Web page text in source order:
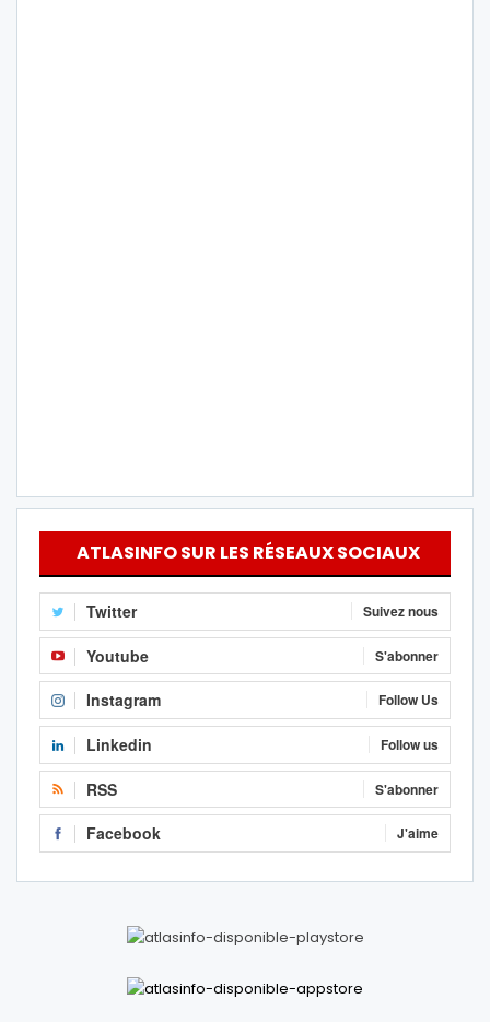
ATLASINFO SUR LES RÉSEAUX SOCIAUX
Twitter Suivez nous
Youtube S'abonner
Instagram Follow Us
Linkedin Follow us
RSS S'abonner
Facebook J'aime